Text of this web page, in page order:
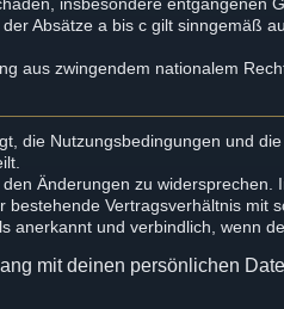
Absätze a bis c gilt sinngemäß
aus zwingendem nationalem
die Nutzungsbedingungen und
Änderungen zu
bestehende Vertragsverhältnis mit
anerkannt und verbindlich, wenn
mit deinen persönlichen